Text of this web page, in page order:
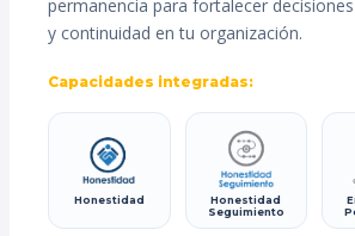
permanencia para fortalecer
y continuidad en tu organización.
Capacidades integradas:
Honestidad
Honestidad
Seguimiento